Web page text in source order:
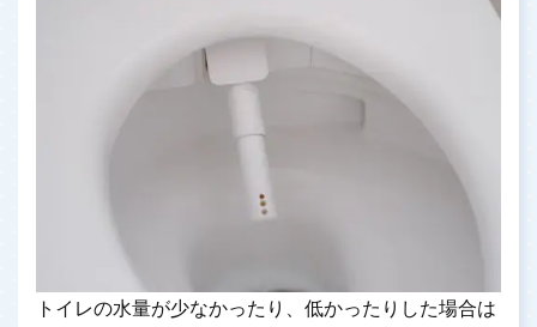
トイレの水量が少なかったり、低かったりした場合は